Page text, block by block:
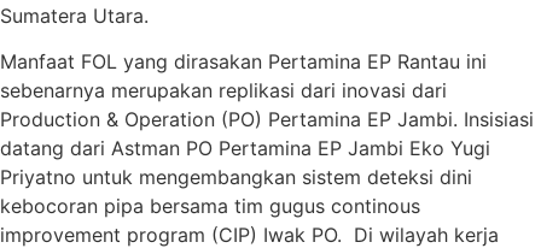
Sumatera Utara.
Manfaat FOL yang dirasakan Pertamina EP Rantau ini
sebenarnya merupakan replikasi dari inovasi dari
Production & Operation (PO) Pertamina EP Jambi. Insisiasi
datang dari Astman PO Pertamina EP Jambi Eko Yugi
Priyatno untuk mengembangkan sistem deteksi dini
kebocoran pipa bersama tim gugus continous
improvement program (CIP) Iwak PO. Di wilayah kerja